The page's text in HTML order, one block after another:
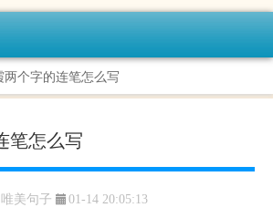
两个字的连笔怎么写
笔怎么写
唯美句子 01-14 20:05:13